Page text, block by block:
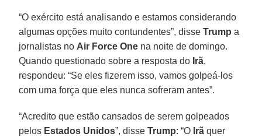
“O exército está analisando e estamos considerando
algumas opções muito contundentes”, disseTrump a
jornalistas no Air Force One na noite de domingo.
Quando questionado sobre a resposta do Irã,
respondeu: “Se eles fizerem isso, vamos golpeá-los
com uma força que eles nunca sofreram antes”.
“Acredito que estão cansados de serem golpeados
pelos Estados Unidos”, disseTrump: “O Irã quer